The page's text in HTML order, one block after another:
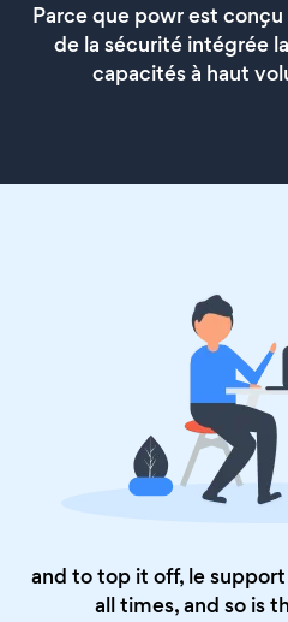
Parce que powr est
de la sécurité intégrée
capacités à haut
and to top it off, le
all times, and so is